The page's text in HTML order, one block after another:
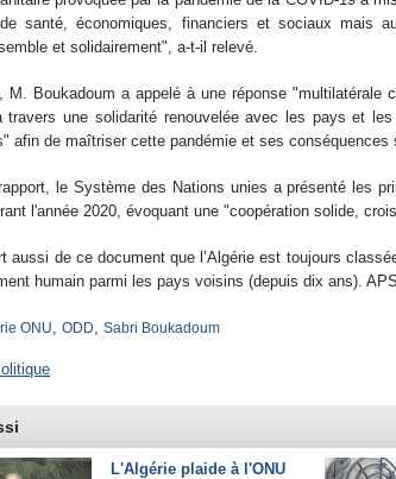
santé, économiques, financiers et sociaux mais
et solidairement", a-t-il relevé.
M. Boukadoum a appelé à une réponse "multilatérale
travers une solidarité renouvelée avec les pays et
afin de maîtriser cette pandémie et ses conséquences
le Système des Nations unies a présenté les
l'année 2020, évoquant une "coopération solide,
aussi de ce document que l’Algérie est toujours
humain parmi les pays voisins (depuis dix ans). APS
ONU, ODD, Sabri Boukadoum
L'Algérie plaide à l'ONU